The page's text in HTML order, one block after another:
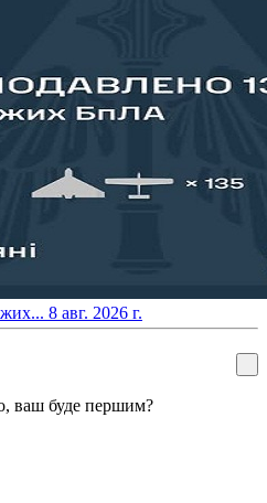
8 авг. 2026 г.
ваш буде першим?